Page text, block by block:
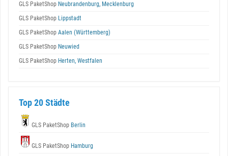
GLS PaketShop Neubrandenburg, Mecklenburg
GLS PaketShop Lippstadt
GLS PaketShop Aalen (Württemberg)
GLS PaketShop Neuwied
GLS PaketShop Herten, Westfalen
Top 20 Städte
GLS PaketShop Berlin
GLS PaketShop Hamburg